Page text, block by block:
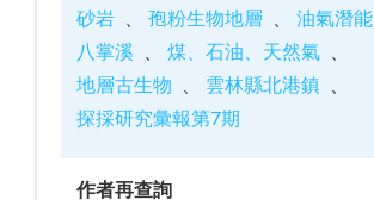
砂岩 孢粉生物地層
油氣潛能
八掌溪
煤、石油、天然氣
地層古生物
雲林縣北港鎮
探採研究彙報第7期
作者再查詢